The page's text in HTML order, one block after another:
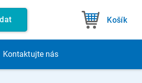
Košík
Kontaktujte nás